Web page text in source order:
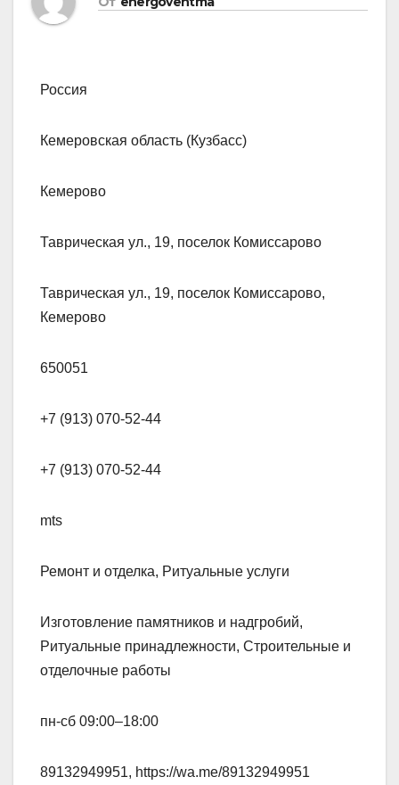
Россия
Кемеровская область (Кузбасс)
Кемерово
Таврическая ул., 19, поселок Комиссарово
Таврическая ул., 19, поселок Комиссарово,
Кемерово
650051
+7 (913) 070-52-44
+7 (913) 070-52-44
mts
Ремонт и отделка, Ритуальные услуги
Изготовление памятников и надгробий,
Ритуальные принадлежности, Строительные и
отделочные работы
пн-сб 09:00–18:00
89132949951, https://wa.me/89132949951